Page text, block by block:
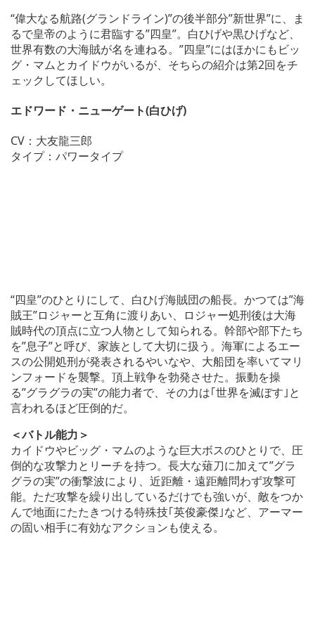
“偉大なる航路(グランドライン)”の後半部分”新世界”に、ま
るで皇帝のように君臨する”四皇”。白ひげや黒ひげなど、
世界有数の大海賊が名を連ねる。”四皇”にはほかにもビッ
グ・マムとカイドウがいるが、そちらの紹介は第2回をチ
ェックしてほしい。
エドワード・ニューゲート(白ひげ)
CV：大友龍三郎
タイプ：パワータイプ
“四皇”のひとりにして、白ひげ海賊団の船長。かつては”海
賊王”ロジャーと互角に渡りあい、ロジャー処刑後は大海
賊時代の頂点に立つ人物として知られる。幹部や部下たち
を”息子”と呼び、家族として大切に扱う。海軍によるエー
スの公開処刑が発表されるやいなや、大船団を率いてマリ
ンフォードを襲撃。頂上戦争を勃発させた。振動を操
る”グラグラの実”の能力者で、その力は｢世界を滅ぼす｣と
言われるほど圧倒的だ。
＜バトル能力＞
カイドウやビッグ・マムのような巨大ボスのひとりで、圧
倒的な攻撃力とリーチを持つ。長大な薙刀に加えて”グラ
グラの実”の衝撃波により、近距離・遠距離問わず攻撃可
能。ただ攻撃を繰り出しているだけでも強いが、敵をつか
んで地面にたたきつける特殊技｢英俊豪傑｣など、アーマー
の固い相手に有効なアクションも使える。